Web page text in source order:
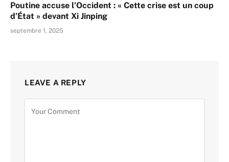
Poutine accuse l’Occident : « Cette crise est un coup
d’État » devant Xi Jinping
septembre 1, 2025
LEAVE A REPLY